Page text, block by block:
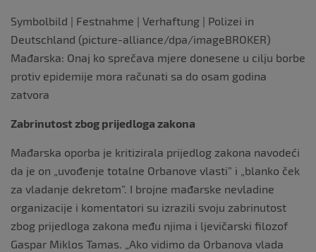
Symbolbild | Festnahme | Verhaftung | Polizei in
Deutschland (picture-alliance/dpa/imageBROKER)
Mađarska: Onaj ko sprečava mjere donesene u cilju borbe
protiv epidemije mora računati sa do osam godina
zatvora
Zabrinutost zbog prijedloga zakona
Mađarska oporba je kritizirala prijedlog zakona navodeći
da je on „uvođenje totalne Orbanove vlasti” i „blanko ček
za vladanje dekretom”. I brojne mađarske nevladine
organizacije i komentatori su izrazili svoju zabrinutost
zbog prijedloga zakona među njima i ljevičarski filozof
Gaspar Miklos Tamas. „Ako vidimo da Orbanova vlada